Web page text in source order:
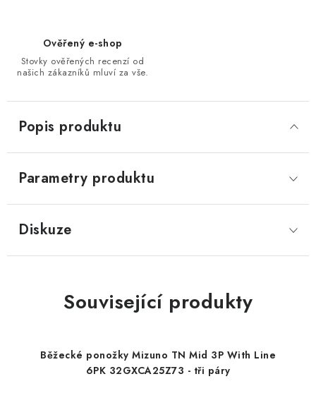
Ověřený e-shop
Stovky ověřených recenzí od
našich zákazníků mluví za vše.
Popis produktu
Parametry produktu
Diskuze
Související produkty
Běžecké ponožky Mizuno TN Mid 3P With Line
6PK 32GXCA25Z73 - tři páry